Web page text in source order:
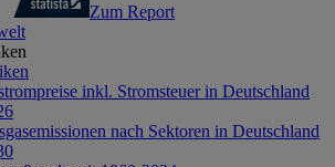
Zum Report
inkl. Stromsteuer in Deutschland
nach Sektoren in Deutschland